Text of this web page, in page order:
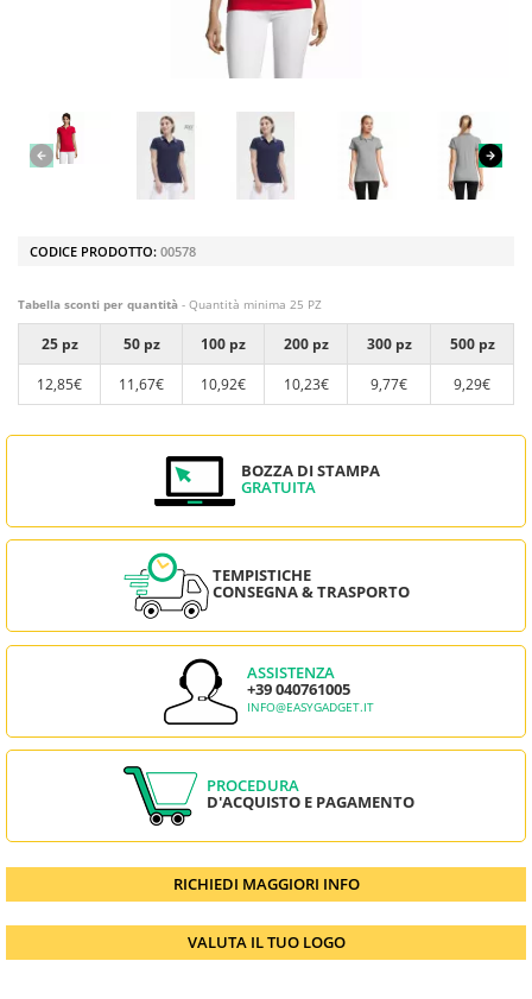
CODICE PRODOTTO: 00578
Tabella sconti per quantità - Quantità minima 25 PZ
25 pz 50 pz 100 pz 200 pz 300 pz
500 pz
12,85€
11,67€ 10,92€ 10,23€ 9,77€ 9,29€
BOZZA DI STAMPA
GRATUITA
TEMPISTICHE
CONSEGNA & TRASPORTO
ASSISTENZA
+39 040761005
INFO@EASYGADGET.IT
PROCEDURA
D'ACQUISTO E PAGAMENTO
RICHIEDI MAGGIORI INFO
VALUTA IL TUO LOGO